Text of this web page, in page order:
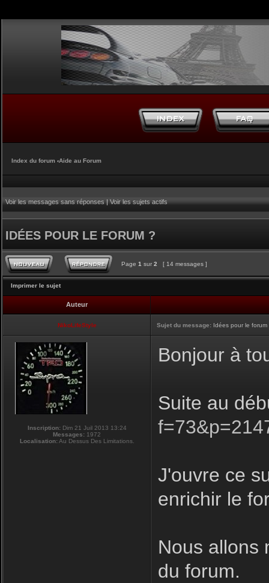
Index du forum ‹Aide au Forum
Voir les messages sans réponses|Voir les sujets actifs
IDÉES POUR LE FORUM ?
Page 1 sur 2 [ 14 messages ]
Imprimer le sujet
Auteur
NikoLifeStyle Sujet du message: Idées pour le forum
Inscription:Dim 21 Juil 2013 13:24
Messages: 1972
Localisation:Au Dessus Des Limitations.
Bonjour à
Suite au
J'ouvre ce
enrichir le
Nous allons
du forum.